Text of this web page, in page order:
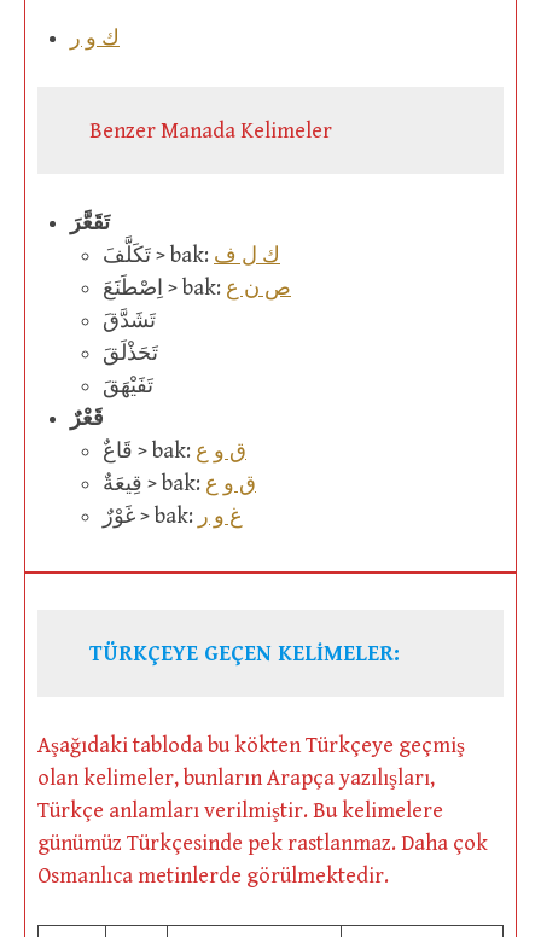
ك و ر
Benzer Manada Kelimeler
تَقَعَّرَ
تَكَلَّفَ > bak: ك ل ف
اِصْطَنَعَ > bak: ص ن ع
تَشَدَّقَ
تَحَذْلَقَ
تَفَيْهَقَ
قَعْرٌ
قَاعٌ > bak: ق و ع
قِيعَةٌ > bak: ق و ع
غَوْرٌ > bak: غ و ر
TÜRKÇEYE GEÇEN KELİMELER:
Aşağıdaki tabloda bu kökten Türkçeye geçmiş
olan kelimeler, bunların Arapça yazılışları,
Türkçe anlamları verilmiştir. Bu kelimelere
günümüz Türkçesinde pek rastlanmaz. Daha çok
Osmanlıca metinlerde görülmektedir.